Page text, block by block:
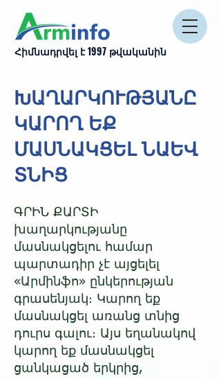
Հիմնադրվել է 1997 թվականին
ԽԱՂԱՐԿՈՒԹՅԱՆԸ
ԿԱՐՈՂ ԵՔ
ՄԱՍՆԱԿՑԵԼ ՆԱԵՎ
ՏՆԻՑ
ԳՐԻՆ ՔԱՐՏԻ
խաղարկությանը
մասնակցելու համար
պարտադիր չէ այցելել
«Արմինֆո» ընկերության
գրասենյակ։ Կարող եք
մասնակցել առանց տնից
դուրս գալու։ Այս եղանակով
կարող եք մասնակցել
ցանկացած երկրից,